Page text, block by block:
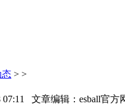
态 > >
07:11 文章编辑：esball官